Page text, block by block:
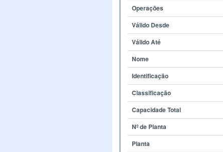
Operações
Válido Desde
Válido Até
Nome
Identificação
Classificação
Capacidade Total
Nº de Planta
Planta